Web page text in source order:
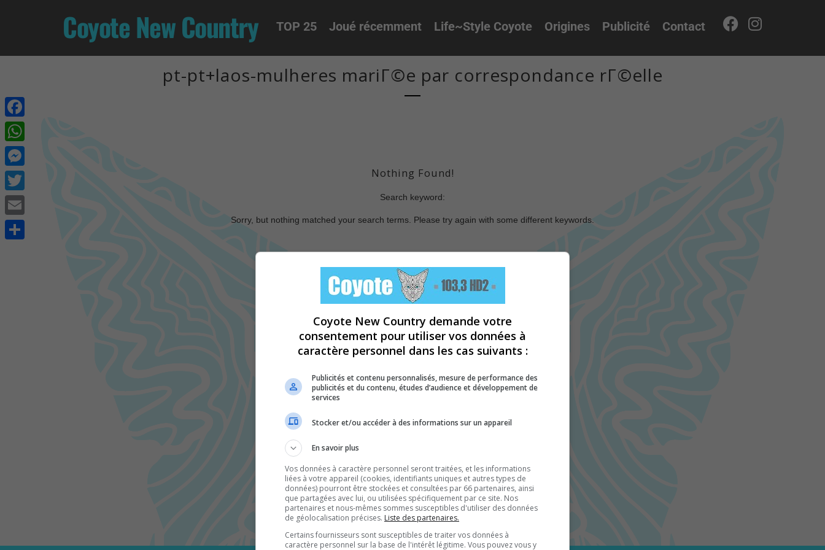
Coyote New Country TOP 25 Joué récemment Life~Style Coyote Origines Publicité Contact
pt-pt+laos-mulheres mariГ©e par correspondance rГ©elle
Nothing Found!
Search keyword:
Sorry, but nothing matched your search terms. Please try again with some different keywords.
Facebook
WhatsApp
Messenger
Twitter
Email
Coyote New Country demande votre
consentement pour utiliser vos données à
caractère personnel dans les cas suivants :
Publicités et contenu personnalisés, mesure de performance des
publicités et du contenu, études d’audience et développement de
services
Stocker et/ou accéder à des informations sur un appareil
En savoir plus
Vos données à caractère personnel seront traitées, et les informations
liées à votre appareil (cookies, identifiants uniques et autres types de
données) pourront être stockées et consultées par 66 partenaires, ainsi
que partagées avec lui, ou utilisées spécifiquement par ce site. Nos
partenaires et nous-mêmes sommes susceptibles d'utiliser des données
de géolocalisation précises. Liste des partenaires.
Certains fournisseurs sont susceptibles de traiter vos données à
caractère personnel sur la base de l'intérêt légitime. Vous pouvez vous y